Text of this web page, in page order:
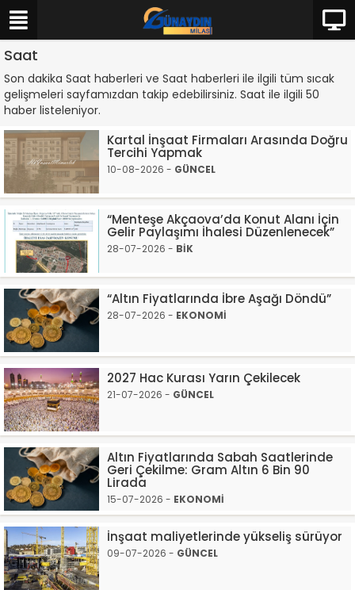
Saat
Son dakika Saat haberleri ve Saat haberleri ile ilgili tüm sıcak
gelişmeleri sayfamızdan takip edebilirsiniz. Saat ile ilgili 50
haber listeleniyor.
Kartal İnşaat Firmaları Arasında Doğru
Tercihi Yapmak
10-08-2026 - GÜNCEL
“Menteşe Akçaova’da Konut Alanı İçin
Gelir Paylaşımı İhalesi Düzenlenecek”
28-07-2026 - BİK
“Altın Fiyatlarında İbre Aşağı Döndü”
28-07-2026 - EKONOMİ
2027 Hac Kurası Yarın Çekilecek
21-07-2026 - GÜNCEL
Altın Fiyatlarında Sabah Saatlerinde
Geri Çekilme: Gram Altın 6 Bin 90
Lirada
15-07-2026 - EKONOMİ
İnşaat maliyetlerinde yükseliş sürüyor
09-07-2026 - GÜNCEL